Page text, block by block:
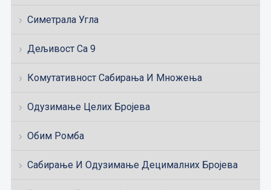
Симетрала Угла
Дељивост Са 9
Комутативност Сабирања И Множења
Одузимање Целих Бројева
Обим Ромба
Сабирање И Одузимање Децималних Бројева